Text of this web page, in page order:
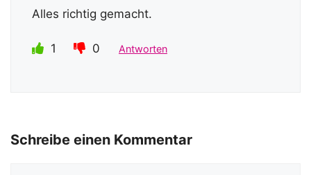
Alles richtig gemacht.
1 0 Antworten
Schreibe einen Kommentar